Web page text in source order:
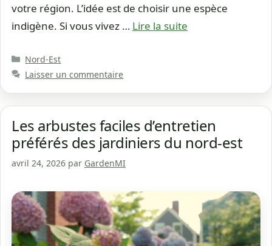
votre région. L’idée est de choisir une espèce
indigène. Si vous vivez … Lire la suite
Catégories
Nord-Est
Laisser un commentaire
Les arbustes faciles d’entretien
préférés des jardiniers du nord-est
avril 24, 2026 par GardenMI